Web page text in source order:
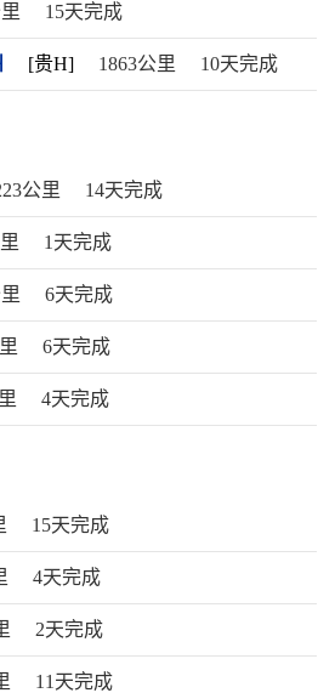
15天完成
[贵H] 1863公里 10天完成
公里 14天完成
1天完成
6天完成
6天完成
4天完成
15天完成
4天完成
2天完成
11天完成